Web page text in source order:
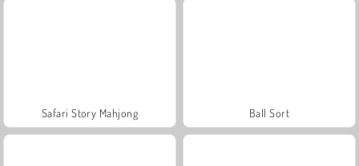
Safari Story Mahjong Ball Sort